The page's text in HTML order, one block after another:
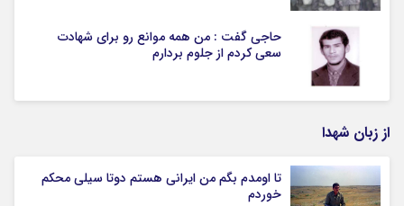
حاجی گفت : من همه موانع رو برای شهادت
سعی کردم از جلوم بردارم
از زبان شهدا
تا اومدم بگم من ایرانی هستم دوتا سیلی محکم
خوردم